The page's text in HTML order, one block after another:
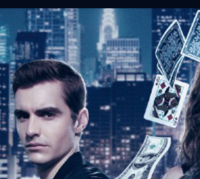
าพจาก American Hustle และ
(2013) และ Crazy Rich Asians
คนี้จะได้นักแสดงอย่าง Benedict
ร์เวลมาร่วมแสดงด้วย ความคืบหน้าล่าสุดค่าย
ที่เคยถูกเสนอเข้าชิงออสการ์จาก American
(2017) และ Top Gun: Maverick ที่เตรียม
Me 3 ซึ่งเขาจะเขียนบทหนังภาคนี้ขึ้นมาเอง
ำได้ไม่ดีเท่าไรนัก รายงานข่าวยังเปิดเผยว่า…